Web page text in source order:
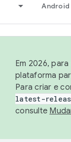
Android
Em 2026,
plataforma
Para criar e
latest-
consulte